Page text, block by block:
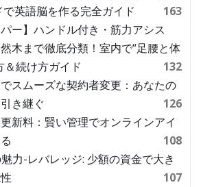
英語脳を作る完全ガイド
163
パー】ハンドル付き・筋力アシス
木まで徹底分類！室内で“足腰と体
＆続け方ガイド
132
スムーズな契約者変更：あなたの
き継ぐ
126
新料：賢い管理でオンラインアイ
108
力-レバレッジ: 少額の資金で大き
107